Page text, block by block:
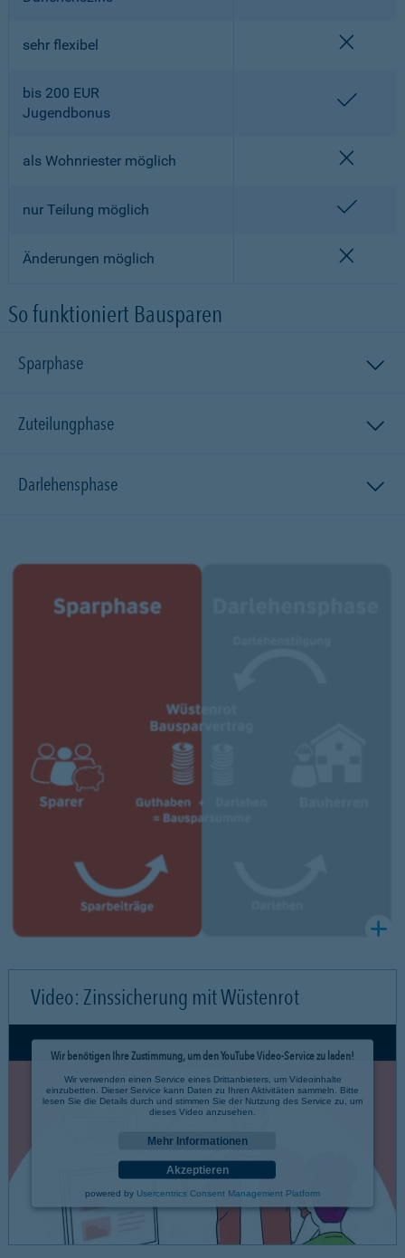
sehr flexibel
bis 200 EUR
Jugendbonus
als Wohnriester möglich
nur Teilung möglich
Änderungen möglich
So funktioniert Bausparen
Sparphase
Zuteilungphase
Darlehensphase
Video: Zinssicherung mit Wüstenrot
Wir benötigen Ihre Zustimmung, um den YouTube Video-Service zu laden!
Wir verwenden einen Service eines Drittanbieters, um Videoinhalte
einzubetten. Dieser Service kann Daten zu Ihren Aktivitäten sammeln. Bitte
lesen Sie die Details durch und stimmen Sie der Nutzung des Service zu, um
dieses Video anzusehen.
Mehr Informationen
Akzeptieren
powered by Usercentrics Consent Management Platform